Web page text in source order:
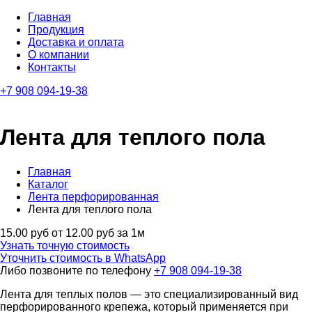
Главная
Продукция
Доставка и оплата
О компании
Контакты
+7 908 094-19-38
Лента для теплого пола
Главная
Каталог
Лента перфорированная
Лента для теплого пола
15.00 руб от 12.00 руб за 1м
Узнать точную стоимость
Уточнить стоимость в WhatsApp
Либо позвоните по телефону +7 908 094-19-38
Лента для теплых полов — это специализированный вид
перфорированного крепежа, который применяется при